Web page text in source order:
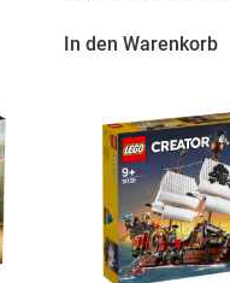
In den Warenkorb